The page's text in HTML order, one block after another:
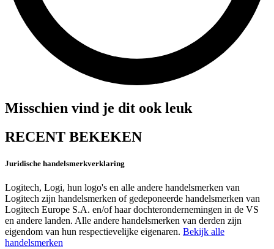
Misschien vind je dit ook leuk
RECENT BEKEKEN
Juridische handelsmerkverklaring
Logitech, Logi, hun logo's en alle andere handelsmerken van
Logitech zijn handelsmerken of gedeponeerde handelsmerken van
Logitech Europe S.A. en/of haar dochterondernemingen in de VS
en andere landen. Alle andere handelsmerken van derden zijn
eigendom van hun respectievelijke eigenaren. Bekijk alle
handelsmerken